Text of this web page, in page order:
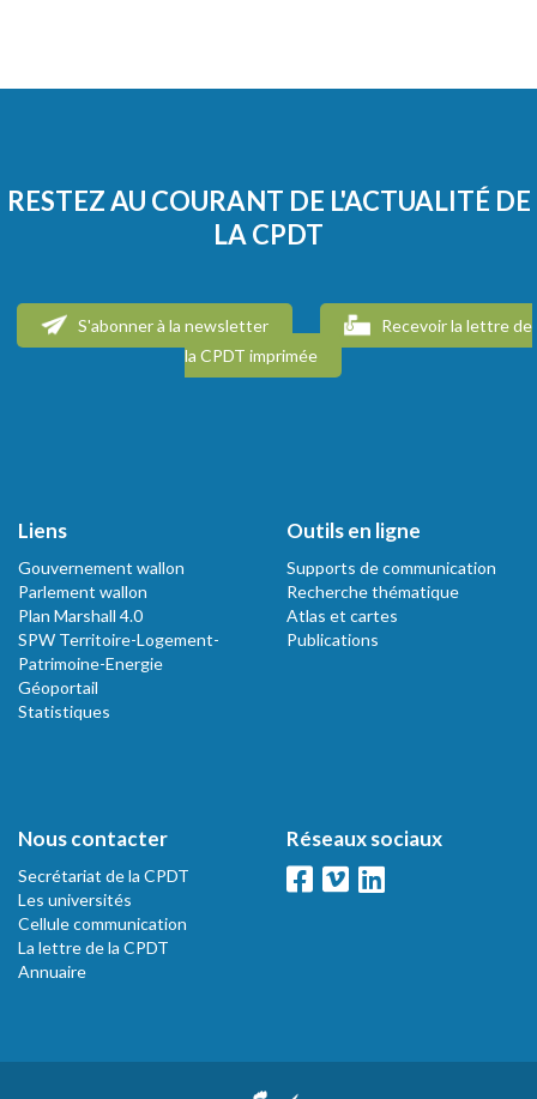
RESTEZ AU COURANT DE L'ACTUALITÉ DE
LA CPDT
S'abonner à la newsletter
Recevoir la lettre de
la CPDT imprimée
Liens
Gouvernement wallon
Parlement wallon
Plan Marshall 4.0
SPW Territoire-Logement-
Patrimoine-Energie
Géoportail
Statistiques
Outils en ligne
Supports de communication
Recherche thématique
Atlas et cartes
Publications
Nous contacter
Secrétariat de la CPDT
Les universités
Cellule communication
La lettre de la CPDT
Annuaire
Réseaux sociaux